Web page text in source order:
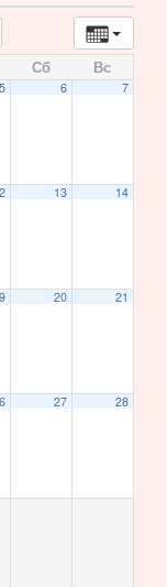
Сб Вс
5 6 7
13 14
20 21
27 28